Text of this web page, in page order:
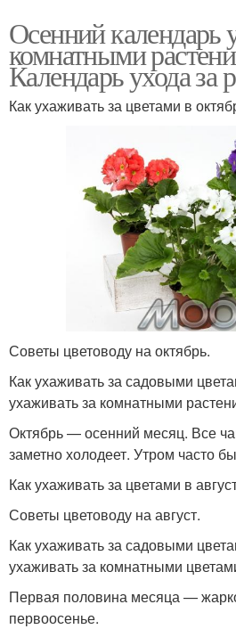
Черенкование в
сентябре
Садовод на сентябрь
Малины в сентябре
Осенний календарь
комнатными
Календарь ухода за
Как ухаживать за цветами в
Советы цветоводу на октябрь.
Как ухаживать за садовыми
ухаживать за комнатными
Октябрь — осенний месяц. Все
заметно холодеет. Утром часто
Как ухаживать за цветами в
Советы цветоводу на август.
Как ухаживать за садовыми
ухаживать за комнатными
Первая половина месяца —
первоосенье.